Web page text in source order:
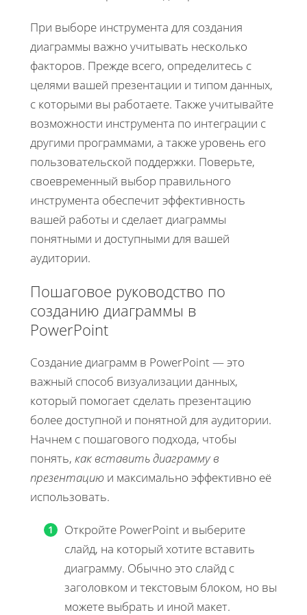
При выборе инструмента для создания
диаграммы важно учитывать несколько
факторов. Прежде всего, определитесь с
целями вашей презентации и типом данных,
с которыми вы работаете. Также учитывайте
возможности инструмента по интеграции с
другими программами, а также уровень его
пользовательской поддержки. Поверьте,
своевременный выбор правильного
инструмента обеспечит эффективность
вашей работы и сделает диаграммы
понятными и доступными для вашей
аудитории.
Пошаговое руководство по
созданию диаграммы в
PowerPoint
Создание диаграмм в PowerPoint — это
важный способ визуализации данных,
который помогает сделать презентацию
более доступной и понятной для аудитории.
Начнем с пошагового подхода, чтобы
понять, как вставить диаграмму в
презентацию и максимально эффективно её
использовать.
Откройте PowerPoint и выберите
слайд, на который хотите вставить
диаграмму. Обычно это слайд с
заголовком и текстовым блоком, но вы
можете выбрать и иной макет.